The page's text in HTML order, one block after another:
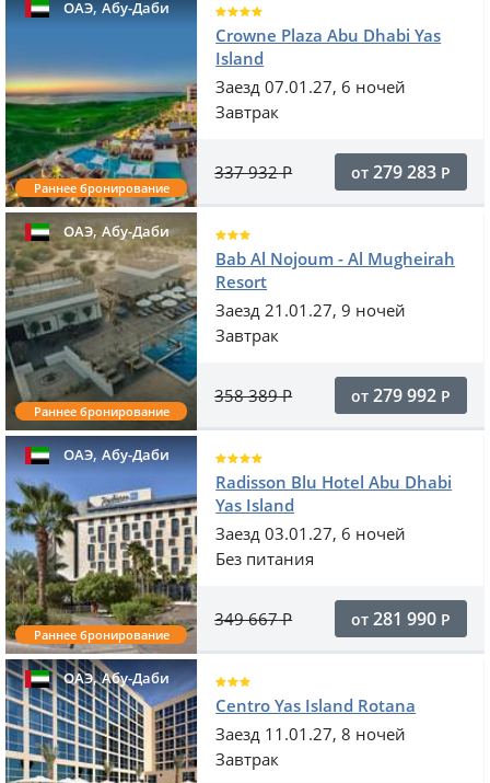
ОАЭ,Абу-Даби
Раннее бронирование
Crowne Plaza Abu Dhabi Yas
Island
Заезд 07.01.27, 6 ночей
Завтрак
337 932Р от 279 283 Р
ОАЭ, Абу-Даби
Раннее бронирование
Bab Al Nojoum - Al Mugheirah
Resort
Заезд 21.01.27, 9 ночей
Завтрак
358 389Р от 279 992 Р
ОАЭ,Абу-Даби
Раннее бронирование
Radisson Blu Hotel Abu Dhabi
Yas Island
Заезд 03.01.27, 6 ночей
Без питания
349 667Р от 281 990 Р
ОАЭ,Абу-Даби
Centro Yas Island Rotana
Заезд 11.01.27, 8 ночей
Завтрак